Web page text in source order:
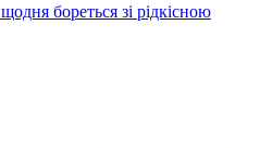
бореться зі рідкісною